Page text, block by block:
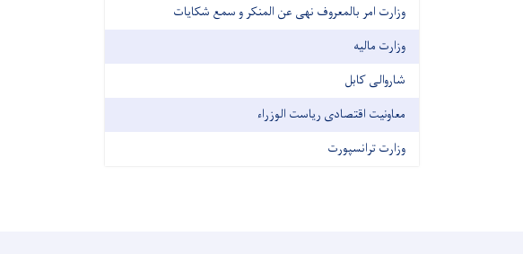
وزارت امر بالمعروف نهی عن المنکر و سمع شکایات
وزارت مالیه
شاروالی کابل
معاونیت اقتصادی ریاست الوزراء
وزارت ترانسپورت